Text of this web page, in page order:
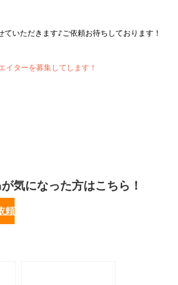
ていただきます♪ご依頼お待ちしております！
気になった方はこちら！
頼